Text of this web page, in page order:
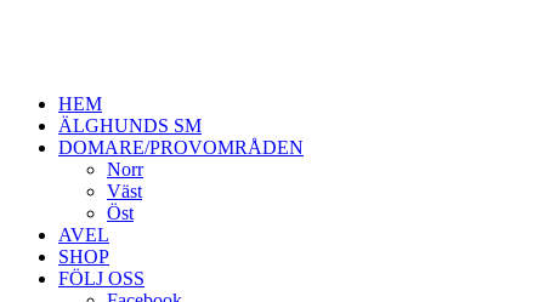
HEM
ÄLGHUNDS SM
DOMARE/PROVOMRÅDEN
Norr
Väst
Öst
AVEL
SHOP
FÖLJ OSS